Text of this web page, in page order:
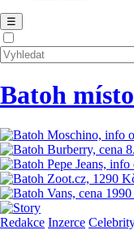
☰
Batoh
Redakce Inzerce